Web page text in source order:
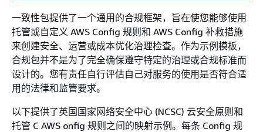
一致性包提供了一个通用的合规框架，旨在使您能够使用
托管或自定义 AWS Config 规则和 AWS Config 补救措施
来创建安全、运营或成本优化治理检查。作为示例模板，
合规包并不是为了完全确保遵守特定的治理或合规标准而
设计的。您有责任自行评估自己对服务的使用是否符合适
用的法律和监管要求。
以下提供了英国国家网络安全中心 (NCSC) 云安全原则和
托管 C AWS onfig 规则之间的映射示例。每条 Config 规